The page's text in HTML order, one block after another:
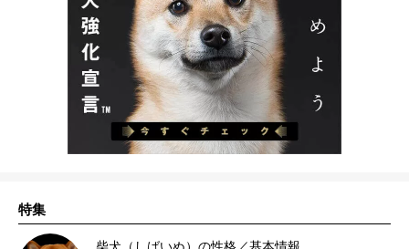
特集
柴犬（しばいぬ）の性格／基本情報